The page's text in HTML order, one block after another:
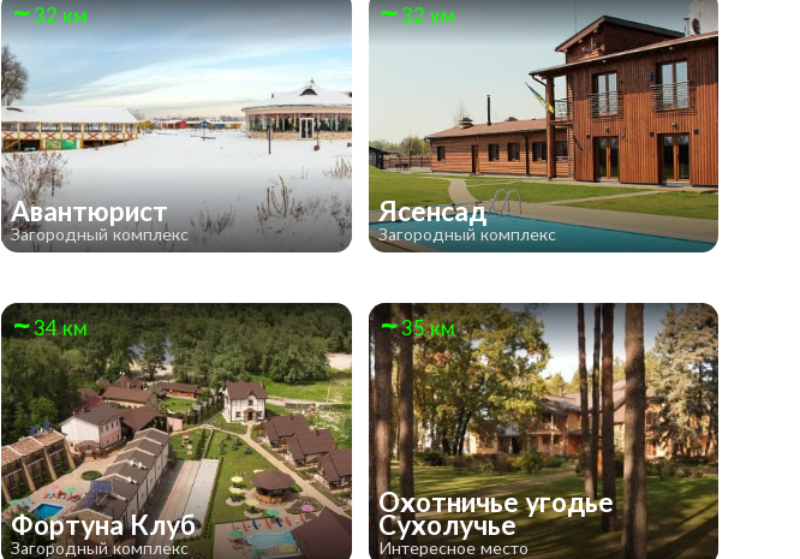
32 км
Авантюрист
Загородный комплекс
32 км
Ясенсад
Загородный комплекс
34 км
Фортуна Клуб
Загородный комплекс
35 км
Охотничье угодье
Сухолучье
Интересное место